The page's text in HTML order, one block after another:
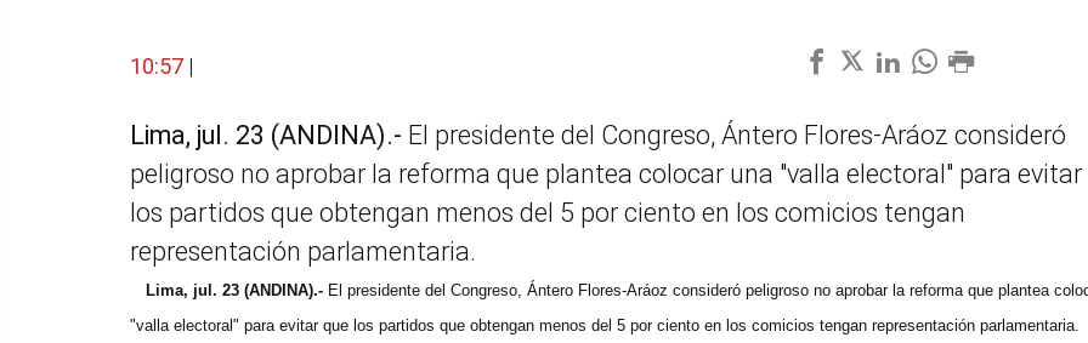
10:57 |
Lima, jul. 23 (ANDINA).- El presidente del Congreso, Ántero Flores-Aráoz consideró
peligroso no aprobar la reforma que plantea colocar una "valla electoral" para evitar
los partidos que obtengan menos del 5 por ciento en los comicios tengan
representación parlamentaria.
Lima, jul. 23 (ANDINA).- El presidente del Congreso, Ántero Flores-Aráoz consideró peligroso no aprobar la reforma que plantea
"valla electoral" para evitar que los partidos que obtengan menos del 5 por ciento en los comicios tengan representación parlamentaria.